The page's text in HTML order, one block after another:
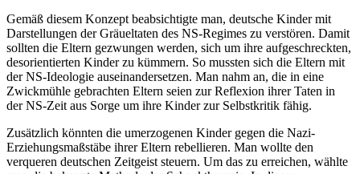
Gemäß diesem Konzept beabsichtigte man, deutsche Kinder mit
Darstellungen der Gräueltaten des NS-Regimes zu verstören. Damit
sollten die Eltern gezwungen werden, sich um ihre aufgeschreckten,
desorientierten Kinder zu kümmern. So mussten sich die Eltern mit
der NS-Ideologie auseinandersetzen. Man nahm an, die in eine
Zwickmühle gebrachten Eltern seien zur Reflexion ihrer Taten in
der NS-Zeit aus Sorge um ihre Kinder zur Selbstkritik fähig.
Zusätzlich könnten die umerzogenen Kinder gegen die Nazi-
Erziehungsmaßstäbe ihrer Eltern rebellieren. Man wollte den
verqueren deutschen Zeitgeist steuern. Um das zu erreichen, wählte